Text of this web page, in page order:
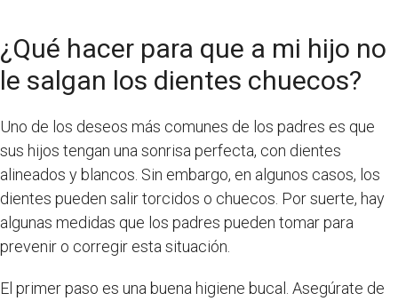
¿Qué hacer para que a mi hijo no
le salgan los dientes chuecos?
Uno de los deseos más comunes de los padres es que
sus hijos tengan una sonrisa perfecta, con dientes
alineados y blancos. Sin embargo, en algunos casos, los
dientes pueden salir torcidos o chuecos. Por suerte, hay
algunas medidas que los padres pueden tomar para
prevenir o corregir esta situación.
El primer paso es una buena higiene bucal. Asegúrate de